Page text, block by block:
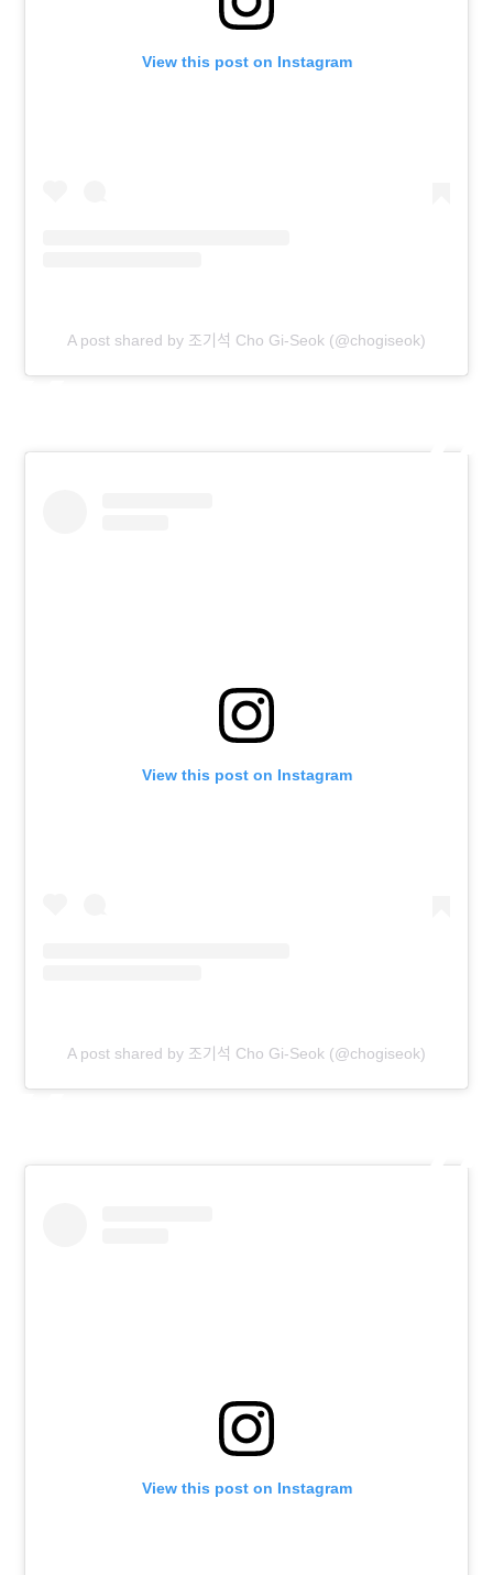
View this post on Instagram
A post shared by 조기석 Cho Gi-Seok (@chogiseok)
View this post on Instagram
A post shared by 조기석 Cho Gi-Seok (@chogiseok)
View this post on Instagram